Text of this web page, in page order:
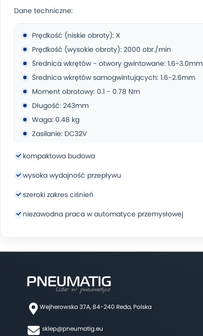
Dane techniczne:
Prędkość (niskie obroty): X
Prędkość (wysokie obroty): 2000 obr./min
Średnica wkrętów - otwory gwintowane: 1.6-3.0mm
Średnica wkrętów samogwintujących: 1.6-2.6mm
Moment obrotowy: 0.1 - 0.78 Nm
Długość: 243mm
Waga: 0.48 kg
Zasilanie: DC32V
kompaktowa budowa
wysoka wydajność przepływu
szeroki zakres ciśnień
niezawodna praca w automatyce przemysłowej
Wejherowska 37A, 84-240 Reda, Polska
sklep@pneumatig.eu